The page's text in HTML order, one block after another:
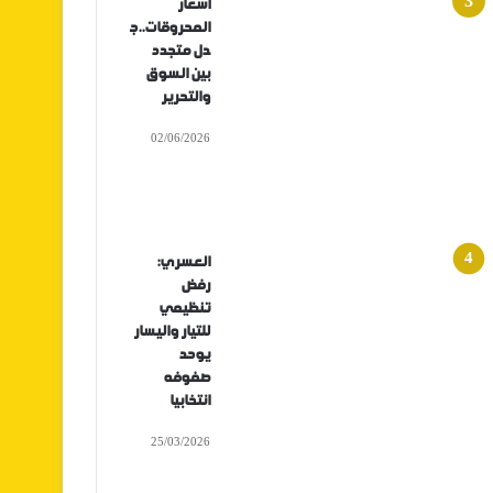
أسعار
المحروقات..ج
دل متجدد
بين السوق
والتحرير
02/06/2026
العسري:
رفض
تنظيمي
للتيار واليسار
يوحد
صفوفه
انتخابيا
25/03/2026